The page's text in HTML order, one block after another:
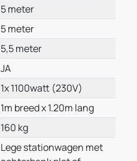
5 meter
5 meter
5,5 meter
JA
1x 1100watt (230V)
1m breed x 1.20m lang
160 kg
Lege stationwagen met